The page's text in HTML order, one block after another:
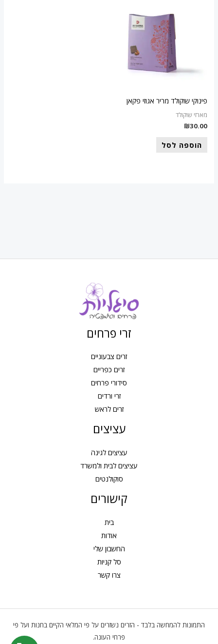
פינוקי שוקולד מריר אגוזי פקאן
מארזי שוקולד
₪30.00
הוספה לסל
זרי פרחים
זרים צבעוניים
זרים כפריים
סידורי פרחים
זרי ורדים
זרים לראש
עציצים
עציצים לגינה
עציצים לבית ולמשרד
סוקולנטים
קישורים
בית
אודות
החשבון שלי
סל קניות
צרו קשר
התמונות להמחשה בלבד - הזרים נשזרים על פי המלאי הקיים בחנות ועל פי
פרחי העונה.